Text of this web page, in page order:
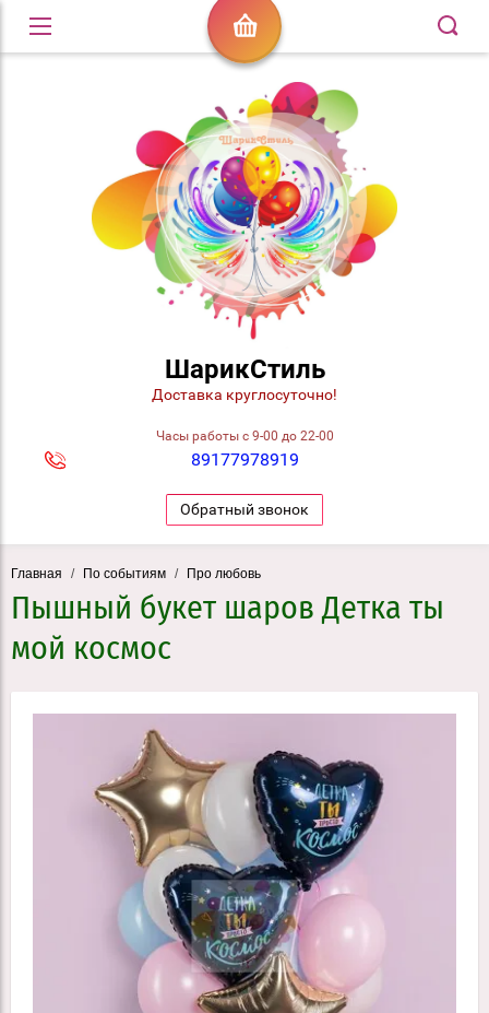
ШарикСтиль
Доставка круглосуточно!
Часы работы с 9-00 до 22-00
89177978919
Обратный звонок
Главная / По событиям / Про любовь
Пышный букет шаров Детка ты
мой космос